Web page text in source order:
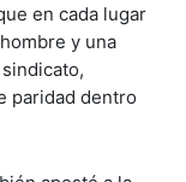
en cada lugar
y una
paridad dentro